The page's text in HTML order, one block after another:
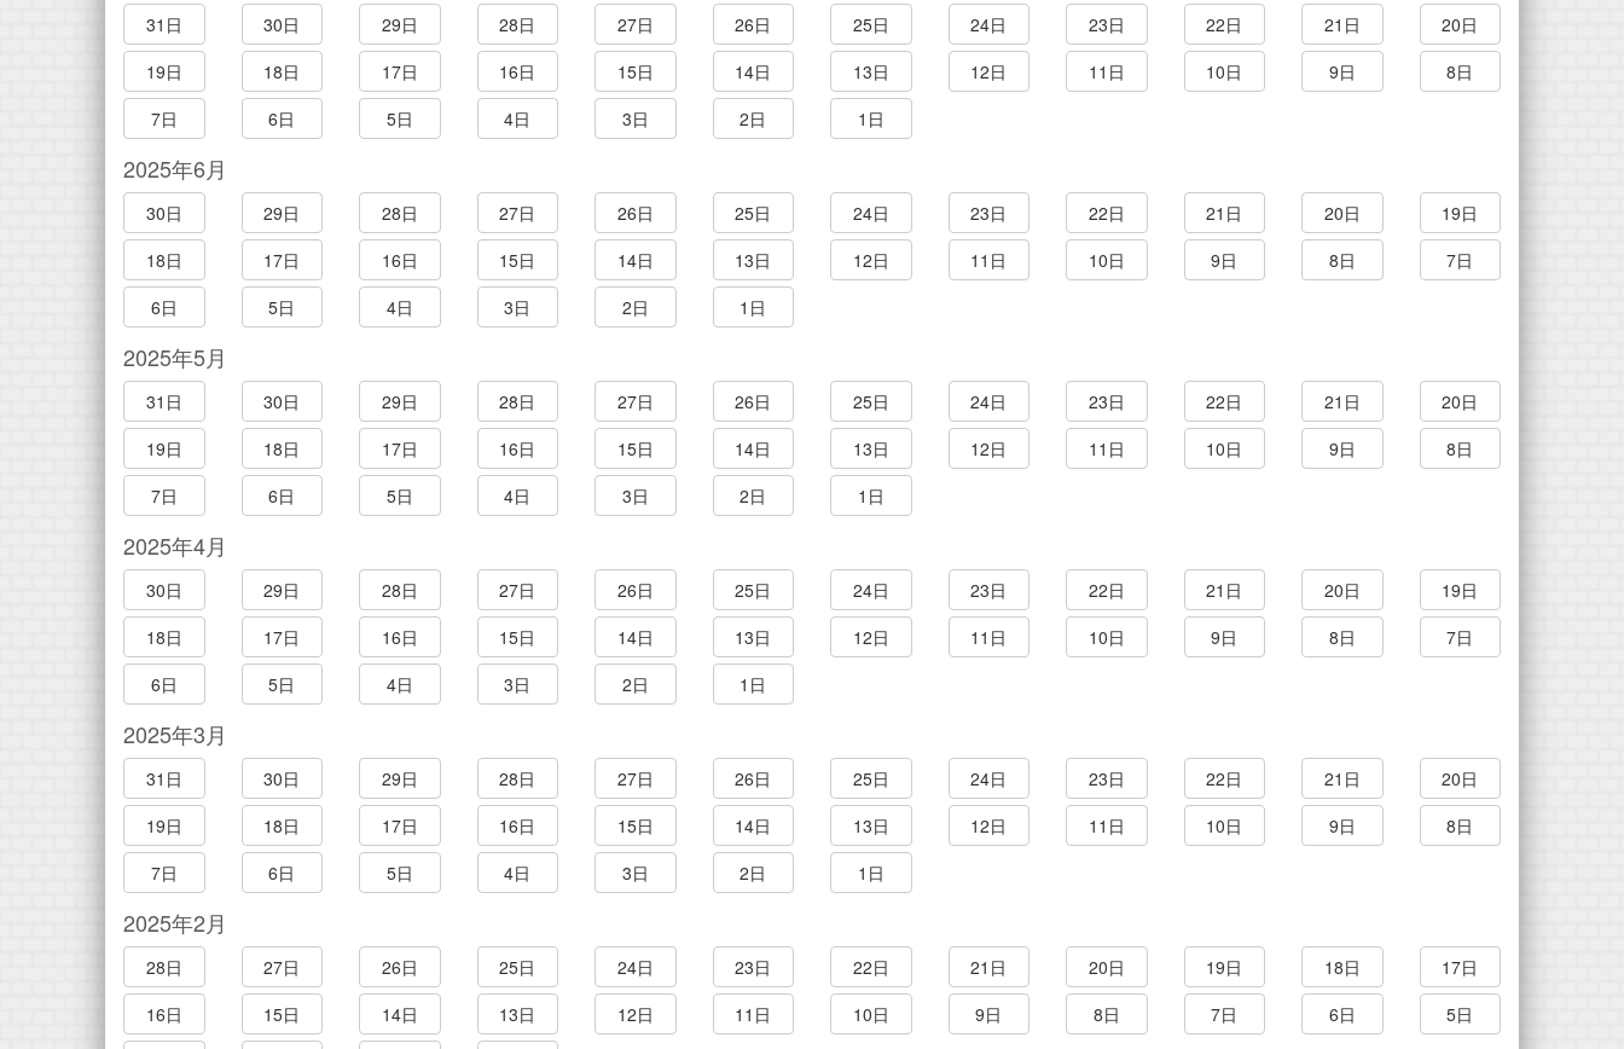
31日 30日 29日 28日 27日 26日 25日 24日 23日 22日 21日
20日
19日
18日 17日 16日 15日 14日 13日 12日 11日 10日 9日
8日
7日
6日 5日 4日 3日 2日 1日
2025年6月
30日 29日 28日 27日 26日 25日 24日 23日 22日 21日 20日
19日
18日
17日 16日 15日 14日 13日 12日 11日 10日 9日 8日
7日
6日
5日 4日 3日 2日 1日
2025年5月
31日 30日 29日 28日 27日 26日 25日 24日 23日 22日 21日
20日
19日
18日 17日 16日 15日 14日 13日 12日 11日 10日 9日
8日
7日
6日 5日 4日 3日 2日 1日
2025年4月
30日 29日 28日 27日 26日 25日 24日 23日 22日 21日 20日
19日
18日
17日 16日 15日 14日 13日 12日 11日 10日 9日 8日
7日
6日
5日 4日 3日 2日 1日
2025年3月
31日 30日 29日 28日 27日 26日 25日 24日 23日 22日 21日
20日
19日
18日 17日 16日 15日 14日 13日 12日 11日 10日 9日
8日
7日
6日 5日 4日 3日 2日 1日
2025年2月
28日 27日 26日 25日 24日 23日 22日 21日 20日 19日 18日
17日
16日
15日 14日 13日 12日 11日 10日 9日 8日 7日 6日 5日